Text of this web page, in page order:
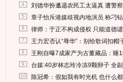
4 刘德华扮邋遢农民工太逼真 遭警
5 章子怡斥港媒歧视内地演员 称刁钻
6 律师：于正不构成侵权 只能道德
7 王力宏否认“辱华”：别给歌词扣帽
8 王刚自曝7成家产为古董藏品：睡
9 台媒:40岁林志玲冷冻9颗卵子 全
10 陈冠希：假如我有时光机 也什么